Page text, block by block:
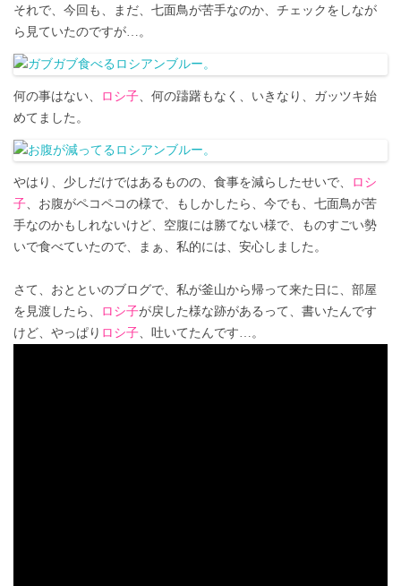
それで、今回も、まだ、七面鳥が苦手なのか、チェックをしなが
ら見ていたのですが…。
何の事はない、 ロシ子、何の躊躇もなく、いきなり、ガッツキ始
めてました。
やはり、少しだけではあるものの、食事を減らしたせいで、
ロシ
子、お腹がペコペコの様で、もしかしたら、今でも、七面鳥が苦
手なのかもしれないけど、空腹には勝てない様で、ものすごい勢
いで食べていたので、まぁ、私的には、安心しました。
さて、おとといのブログで、私が釜山から帰って来た日に、部屋
を見渡したら、
ロシ子が戻した様な跡があるって、書いたんです
けど、やっぱり ロシ子、吐いてたんです…。